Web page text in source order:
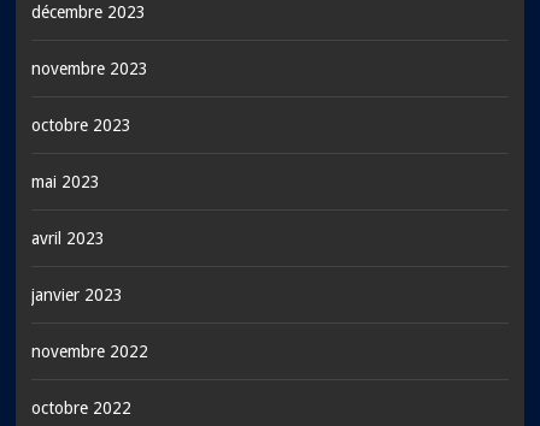
décembre 2023
novembre 2023
octobre 2023
mai 2023
avril 2023
janvier 2023
novembre 2022
octobre 2022